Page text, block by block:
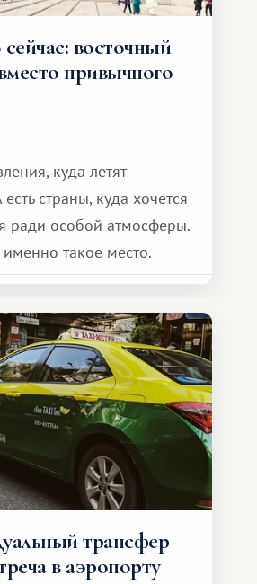
восточный
привычного
куда летят
страны, куда хочется
ради особой атмосферы.
такое место.
трансфер
в аэропорту